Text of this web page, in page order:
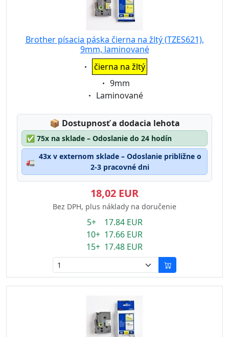
Brother písacia páska čierna na žltý (TZES621),
9mm, laminované
Eigenschaft:
čierna na žltý
Eigenschaft:
9mm
Eigenschaft:
Laminované
📦 Lagerstatus:
Dostupnosť a dodacia lehota
✅ 75x na sklade – Odoslanie do 24 hodín
🚛
43x v externom sklade – Odoslanie približne o
2-3 pracovné dni
18,02 EUR
Bez DPH, plus náklady na doručenie
5+ 17.84 EUR
10+ 17.66 EUR
15+ 17.48 EUR